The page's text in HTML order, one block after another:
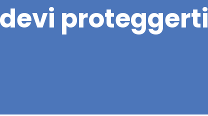
proteggerti